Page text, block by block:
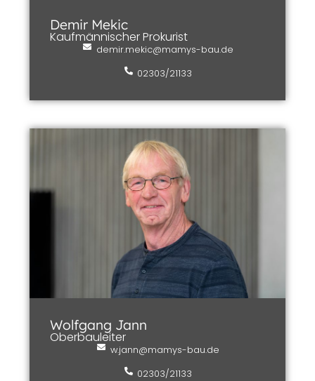
Demir Mekic
Kaufmännischer Prokurist
demir.mekic@mamys-bau.de
02303/21133
Wolfgang Jann
Oberbauleiter
w.jann@mamys-bau.de
02303/21133